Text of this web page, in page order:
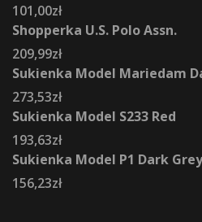
101,00zł
Shopperka U.S. Polo Assn.
209,99zł
Sukienka Model Mariedam
273,53zł
Sukienka Model S233 Red
193,63zł
Sukienka Model P1 Dark Grey
156,23zł